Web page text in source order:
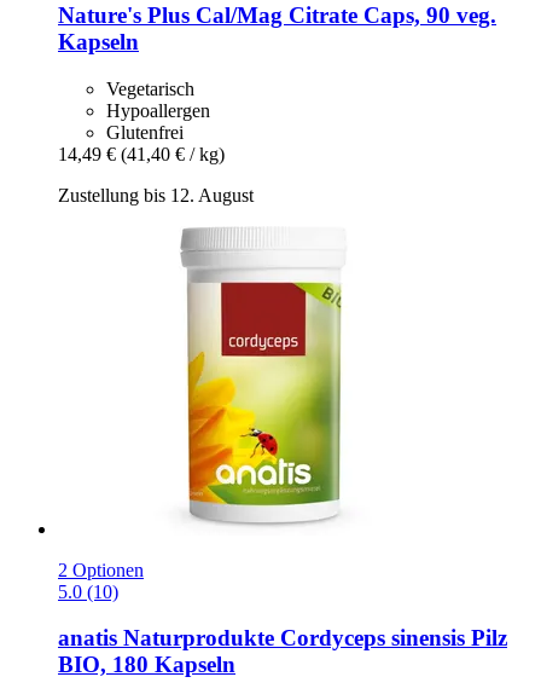
Nature's Plus Cal/Mag Citrate Caps, 90 veg.
Kapseln
Vegetarisch
Hypoallergen
Glutenfrei
14,49 € (41,40 € / kg)
Zustellung bis 12. August
2 Optionen
5.0 (10)
anatis Naturprodukte Cordyceps sinensis Pilz
BIO, 180 Kapseln